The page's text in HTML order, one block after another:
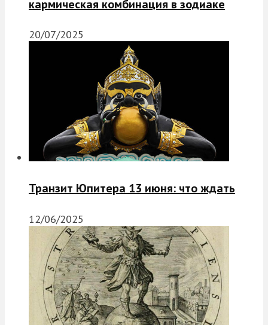
кармическая комбинация в зодиаке
20/07/2025
Транзит Юпитера 13 июня: что ждать
12/06/2025